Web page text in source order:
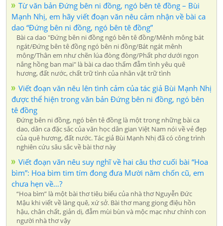
Từ văn bản Đứng bên ni đồng, ngó bên tê đồng – Bùi
Mạnh Nhị, em hãy viết đoạn văn nêu cảm nhận về bài ca
dao “Đứng bên ni đồng, ngó bên tê đồng”
Bài ca dao "Đứng bên ni đồng ngó bên tê đồng/Mênh mông bát
ngát/Đứng bên tê đồng ngó bên ni đồng/Bát ngát mênh
mông/Thân em như chẽn lúa đòng đòng/Phất phơ dưới ngọn
nắng hồng ban mai" là bài ca dao thấm đẫm tình yêu quê
hương, đất nước, chất trữ tình của nhân vật trữ tình
Viết đoạn văn nêu lên tình cảm của tác giả Bùi Mạnh Nhị
được thể hiện trong văn bản Đứng bên ni đồng, ngó bên
tê đồng
Đứng bên ni đồng, ngó bên tê đồng là một trong những bài ca
dao, dân ca đặc sắc của văn học dân gian Việt Nam nói về vẻ đẹp
của quê hương, đất nước. Tác giả Bùi Mạnh Nhị đã có công trình
nghiên cứu sâu sắc về bài thơ này
Viết đoạn văn nêu suy nghĩ về hai câu thơ cuối bài “Hoa
bìm”: Hoa bìm tim tím đong đưa Mười năm chốn cũ, em
chưa hẹn về…?
“Hoa bìm” là một bài thơ tiêu biểu của nhà thơ Nguyễn Đức
Mậu khi viết về làng quê, xứ sở. Bài thơ mang giọng điệu hồn
hậu, chân chất, giản dị, đẫm mùi bùn và mộc mạc như chính con
người nhà thơ vậy